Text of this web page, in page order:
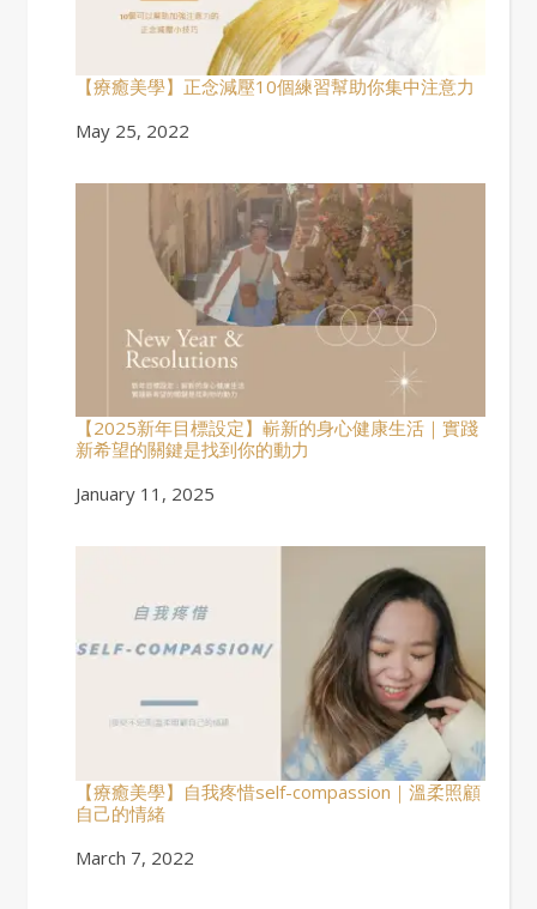
【療癒美學】正念減壓10個練習幫助你集中注意力
Date
May 25, 2022
【2025新年目標設定】嶄新的身心健康生活｜實踐
新希望的關鍵是找到你的動力
Date
January 11, 2025
【療癒美學】自我疼惜self-compassion｜溫柔照顧
自己的情緒
Date
March 7, 2022